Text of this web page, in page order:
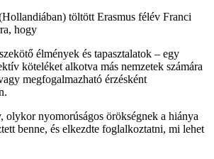
töltött Erasmus félév Franci
hogy
élmények és tapasztalatok – egy
köteléket alkotva más nemzetek számára
megfogalmazható érzésként
nyomorúságos örökségnek a hiánya
benne, és elkezdte foglalkoztatni, mi lehet